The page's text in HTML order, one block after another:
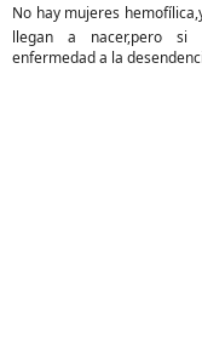
No hay mujeres
llegan a nacer,pero si
enfermedad a la